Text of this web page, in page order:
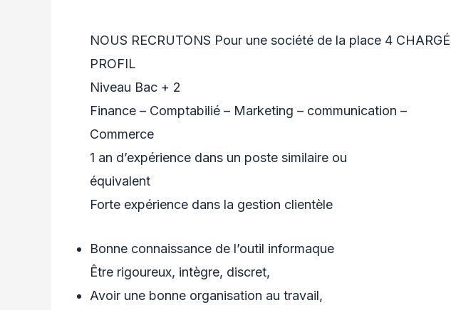
NOUS RECRUTONS Pour une société de la place 4
PROFIL
Niveau Bac + 2
Finance – Comptabilié – Marketing – communication –
Commerce
1 an d’expérience dans un poste similaire ou
équivalent
Forte expérience dans la gestion clientèle
Bonne connaissance de l’outil informaque
Être rigoureux, intègre, discret,
Avoir une bonne organisation au travail,